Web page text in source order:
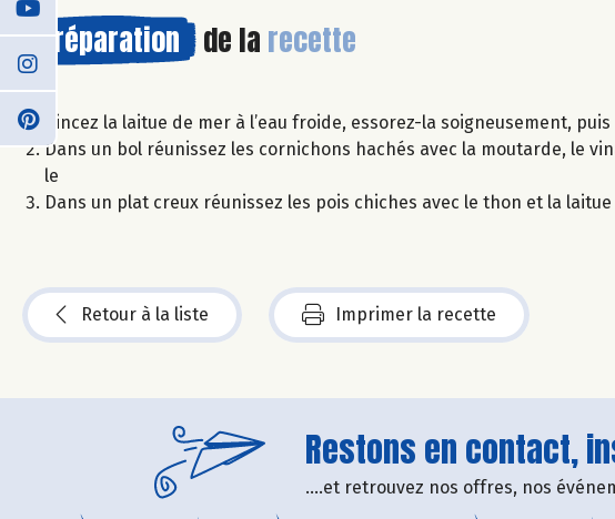
Préparation de la recette
Rincez la laitue de mer à l’eau froide, essorez-la soigneusement,
Dans un bol réunissez les cornichons hachés avec la moutarde, le
le
Dans un plat creux réunissez les pois chiches avec le thon et la
Retour à la liste Imprimer la recette
Restons en contact,
....et retrouvez nos offres, nos